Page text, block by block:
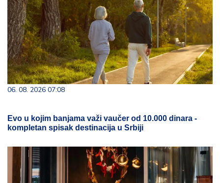
06. 08. 2026 07:08
Evo u kojim banjama važi vaučer od 10.000 dinara -
kompletan spisak destinacija u Srbiji